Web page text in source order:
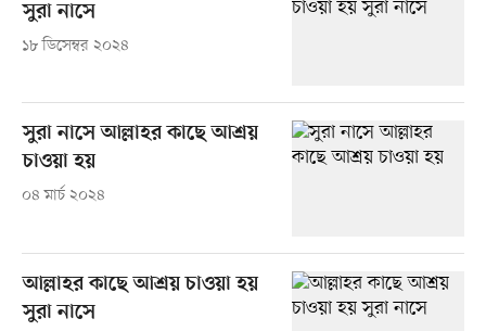
সুরা নাসে
১৮ ডিসেম্বর ২০২৪
সুরা নাসে আল্লাহর কাছে আশ্রয়
চাওয়া হয়
০৪ মার্চ ২০২৪
আল্লাহর কাছে আশ্রয় চাওয়া হয়
সুরা নাসে